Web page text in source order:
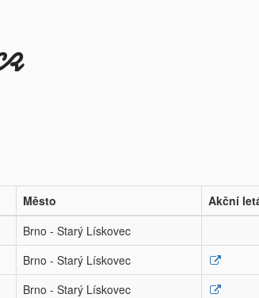
Město
Akční
Brno - Starý Lískovec
Brno - Starý Lískovec
Brno - Starý Lískovec